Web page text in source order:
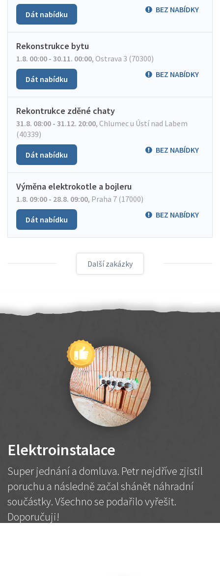
BEZ NABÍDKY
Dát nabídku
Rekonstrukce bytu
1.8. 00:00 - 30.11. 00:00, Ostrava 3 (70300)
BEZ NABÍDKY
Dát nabídku
Rekontrukce zděné chaty
31.8. 08:00 - 31.12. 20:00, Chlumec u Ústí nad Labem
(40339)
BEZ NABÍDKY
Dát nabídku
Výměna elektrokotle a bojleru
1.8. 09:00 - 28.8. 09:00, Praha 7 (17000)
BEZ NABÍDKY
Dát nabídku
Další zakázky
Elektroinstalace
Super jednání a domluva. Petr nejdříve zjistil
poruchu a následně začal shánět náhradní
součástky. Všechno se podařilo vyřešit.
Doporučuji!